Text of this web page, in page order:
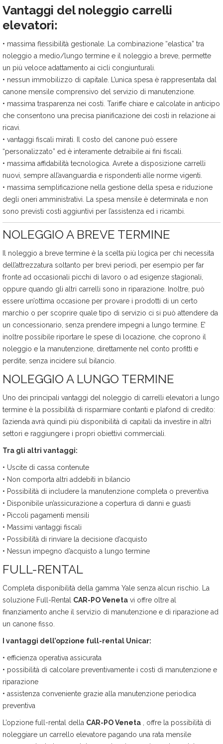
Vantaggi del noleggio carrelli
elevatori:
• massima flessibilità gestionale. La combinazione “elastica” tra
noleggio a medio/lungo termine e il noleggio a breve, permette
un più veloce adattamento ai cicli congiunturali.
• nessun immobilizzo di capitale. L’unica spesa è rappresentata dal
canone mensile comprensivo del servizio di manutenzione.
• massima trasparenza nei costi. Tariffe chiare e calcolate in anticipo
che consentono una precisa pianificazione dei costi in relazione ai
ricavi.
• vantaggi fiscali mirati. Il costo del canone può essere
“personalizzato” ed è interamente detraibile ai fini fiscali.
• massima affidabilità tecnologica. Avrete a disposizione carrelli
nuovi, sempre all’avanguardia e rispondenti alle norme vigenti.
• massima semplificazione nella gestione della spesa e riduzione
degli oneri amministrativi. La spesa mensile è determinata e non
sono previsti costi aggiuntivi per l’assistenza ed i ricambi.
NOLEGGIO A BREVE TERMINE
Il noleggio a breve termine è la scelta più logica per chi necessita
dell’attrezzatura soltanto per brevi periodi, per esempio per far
fronte ad occasionali picchi di lavoro o ad esigenze stagionali,
oppure quando gli altri carrelli sono in riparazione. Inoltre, può
essere un’ottima occasione per provare i prodotti di un certo
marchio o per scoprire quale tipo di servizio ci si può attendere da
un concessionario, senza prendere impegni a lungo termine. E’
inoltre possibile riportare le spese di locazione, che coprono il
noleggio e la manutenzione, direttamente nel conto profitti e
perdite, senza incidere sul bilancio.
NOLEGGIO A LUNGO TERMINE
Uno dei principali vantaggi del noleggio di carrelli elevatori a lungo
termine è la possibilità di risparmiare contanti e plafond di credito:
l’azienda avrà quindi più disponibilità di capitali da investire in altri
settori e raggiungere i propri obiettivi commerciali.
Tra gli altri vantaggi:
• Uscite di cassa contenute
• Non comporta altri addebiti in bilancio
• Possibilità di includere la manutenzione completa o preventiva
• Disponibile un’assicurazione a copertura di danni e guasti
• Piccoli pagamenti mensili
• Massimi vantaggi fiscali
• Possibilità di rinviare la decisione d’acquisto
• Nessun impegno d’acquisto a lungo termine
FULL-RENTAL
Completa disponibilità della gamma Yale senza alcun rischio. La
soluzione Full-Rental CAR-PO Veneta vi offre oltre al
finanziamento anche il servizio di manutenzione e di riparazione ad
un canone fisso.
I vantaggi dell’opzione full-rental Unicar:
• efficienza operativa assicurata
• possibilità di calcolare preventivamente i costi di manutenzione e
riparazione
• assistenza conveniente grazie alla manutenzione periodica
preventiva
L’opzione full-rental della CAR-PO Veneta , offre la possibilità di
noleggiare un carrello elevatore pagando una rata mensile